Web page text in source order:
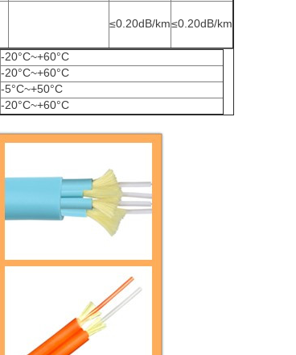
≤0.20dB/km≤0.20dB/km
-20°C~+60°C
-20°C~+60°C
-5°C~+50°C
-20°C~+60°C